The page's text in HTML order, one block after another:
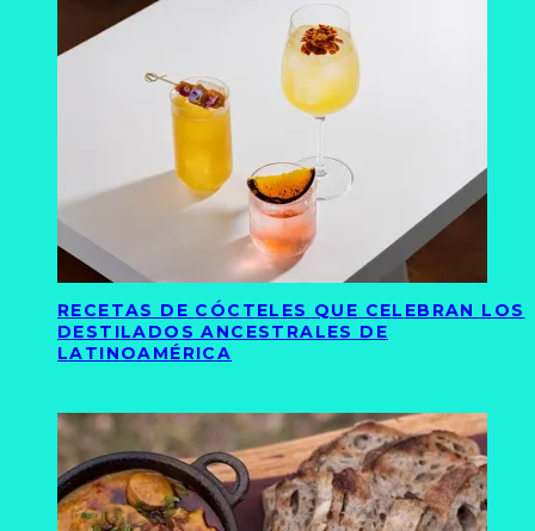
RECETAS DE CÓCTELES QUE CELEBRAN LOS
DESTILADOS ANCESTRALES DE
LATINOAMÉRICA